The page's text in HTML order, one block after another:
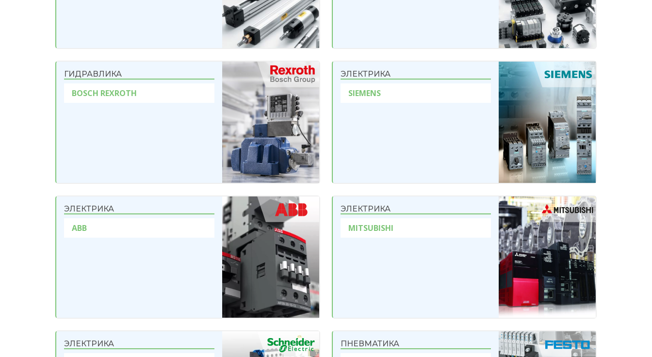
ГИДРАВЛИКА
BOSCH REXROTH
ЭЛЕКТРИКА
SIEMENS
ЭЛЕКТРИКА
ABB
ЭЛЕКТРИКА
MITSUBISHI
ЭЛЕКТРИКА ПНЕВМАТИКА